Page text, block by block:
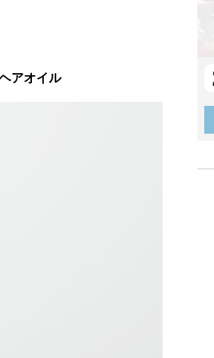
アオイル